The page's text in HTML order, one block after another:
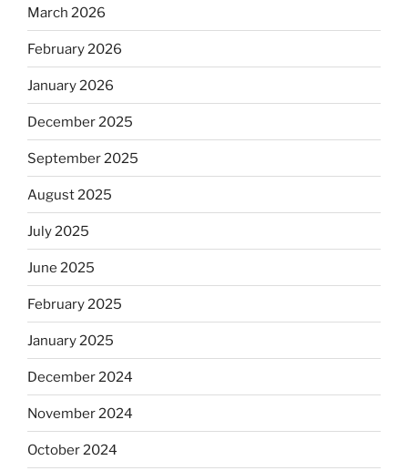
March 2026
February 2026
January 2026
December 2025
September 2025
August 2025
July 2025
June 2025
February 2025
January 2025
December 2024
November 2024
October 2024